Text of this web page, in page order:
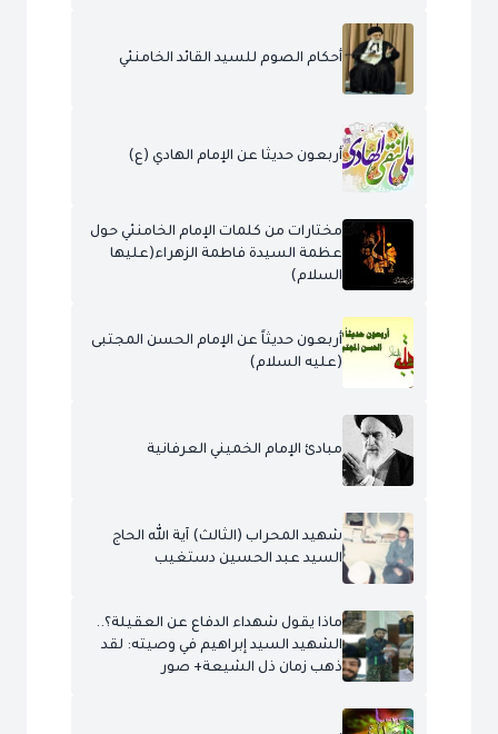
أحكام الصوم للسيد القائد الخامنئي
أربعون حديثا عن الإمام الهادي (ع)
مختارات من كلمات الإمام الخامنئي حول
عظمة السيدة فاطمة الزهراء(عليها
السلام)
أربعون حديثاً عن الإمام الحسن المجتبى
(عليه السلام)
مبادئ الإمام الخميني العرفانية
شهيد المحراب (الثالث) آية الله الحاج
السيد عبد الحسين دستغيب
ماذا يقول شهداء الدفاع عن العقيلة؟..
الشهيد السيد إبراهيم في وصيته: لقد
ذهب زمان ذل الشيعة+ صور